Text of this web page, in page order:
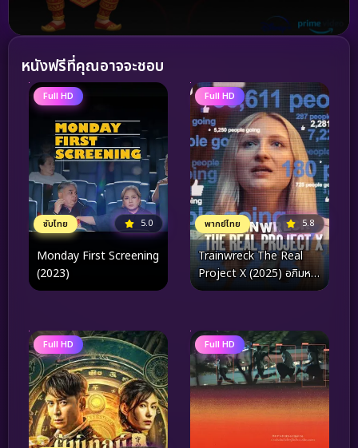
หนังฟรีที่คุณอาจจะชอบ
Full HD
ซับไทย 5.0
Monday First Screening
(2023)
Full HD
พากย์ไทย 5.8
Trainwreck The Real
Project X (2025) อภิมหา
วายป่วง คืนซ่าส์ปาร์ตี้หลุด
Full HD Full HD